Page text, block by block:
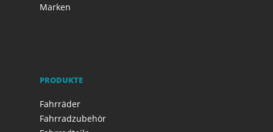
Marken
PRODUKTE
Fahrräder
Fahrradzubehör